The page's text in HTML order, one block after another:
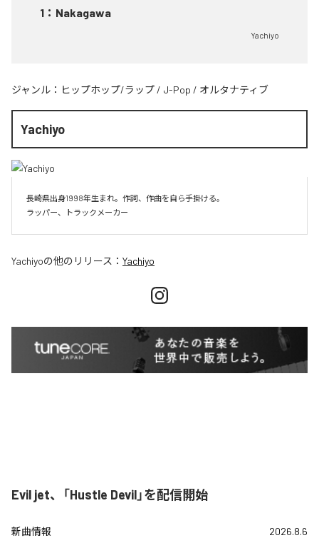
1 ： Nakagawa
Yachiyo
ジャンル： ヒップホップ/ラップ / J-Pop / オルタナティブ
Yachiyo
長崎県出身1998年生まれ。作詞、作曲を自ら手掛ける。
Yachiyoの他のリリース： Yachiyo
Evil jet、「Hustle Devil」を配信開始
新曲情報 2026.8.6